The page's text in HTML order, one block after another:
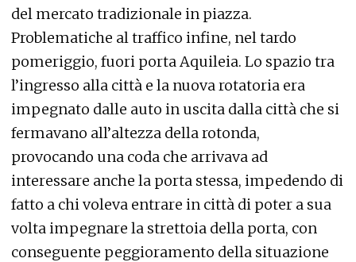
del mercato tradizionale in piazza.
Problematiche al traffico infine, nel tardo
pomeriggio, fuori porta Aquileia. Lo spazio tra
l’ingresso alla città e la nuova rotatoria era
impegnato dalle auto in uscita dalla città che si
fermavano all’altezza della rotonda,
provocando una coda che arrivava ad
interessare anche la porta stessa, impedendo di
fatto a chi voleva entrare in città di poter a sua
volta impegnare la strettoia della porta, con
conseguente peggioramento della situazione